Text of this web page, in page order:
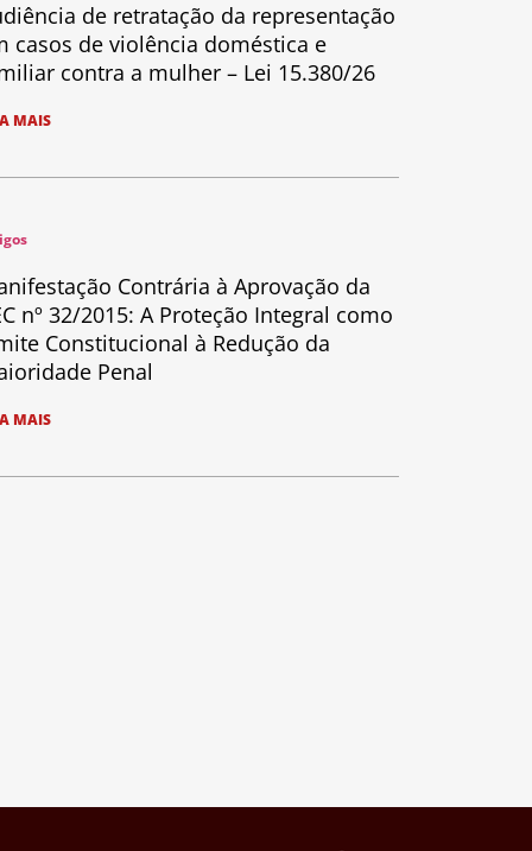
de retratação da representação
casos de violência doméstica e
contra a mulher – Lei 15.380/26
MAIS
Contrária à Aprovação da
nº 32/2015: A Proteção Integral como
Constitucional à Redução da
Penal
MAIS